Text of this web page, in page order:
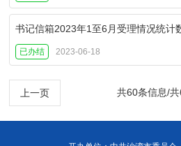
书记信箱2023年1至6月受理情况统计
已办结 2023-06-18
上一页 共60条信息/